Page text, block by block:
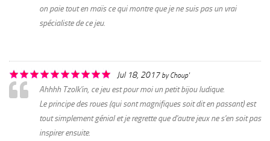
on paie tout en maïs ce qui montre que je ne suis pas un vrai
spécialiste de ce jeu.
Jul 18, 2017byChoup'
Ahhhh Tzolk'in, ce jeu est pour moi un petit bijou ludique.
Le principe des roues (qui sont magnifiques soit dit en passant) est
tout simplement génial et je regrette que d'autre jeux ne s'en soit pas
inspirer ensuite.